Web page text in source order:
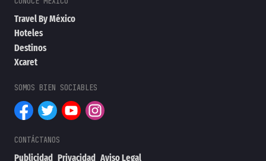
Travel By México
Hoteles
Destinos
Xcaret
Publicidad Privacidad Aviso Legal